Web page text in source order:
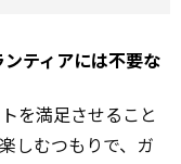
ティアには不要な
を満足させること
しむつもりで、ガ